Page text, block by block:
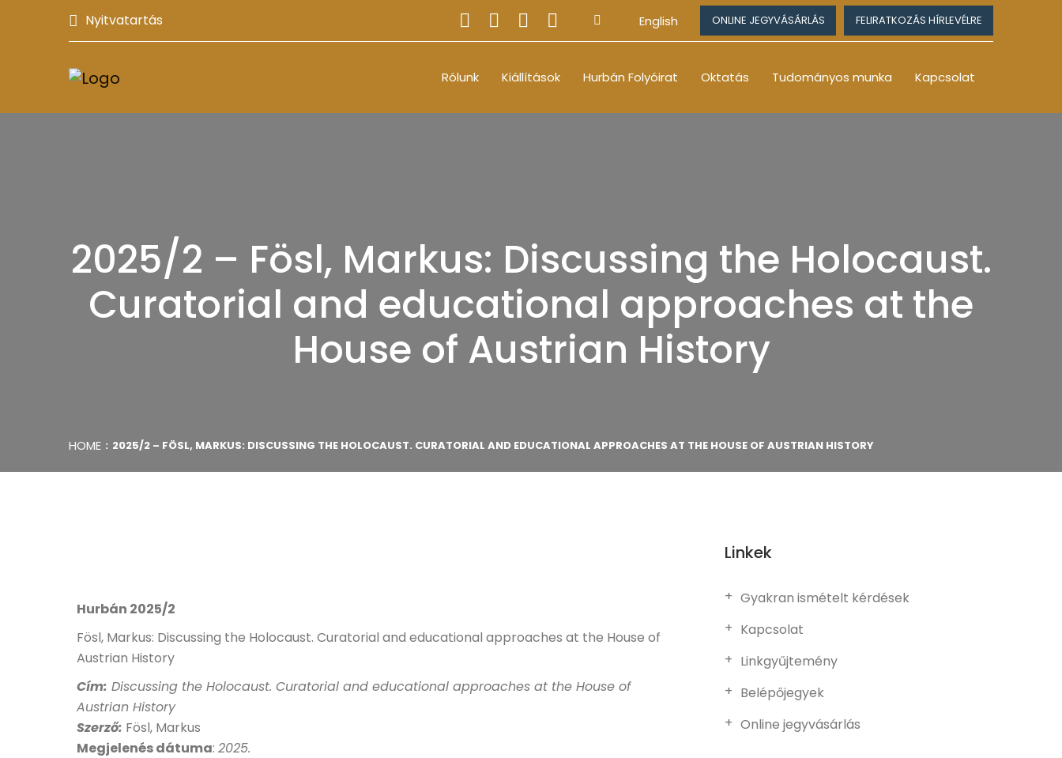
Nyitvatartás English ONLINE JEGYVÁSÁRLÁS FELIRATKOZÁS HÍRLEVÉLRE
Rólunk Kiállítások Hurbán Folyóirat Oktatás Tudományos munka Kapcsolat
2025/2 – Fösl, Markus: Discussing the Holocaust.
Curatorial and educational approaches at the
House of Austrian History
HOME 2025/2 – FÖSL, MARKUS: DISCUSSING THE HOLOCAUST. CURATORIAL AND EDUCATIONAL APPROACHES AT THE HOUSE OF AUSTRIAN HISTORY
Hurbán 2025/2
Fösl, Markus: Discussing the Holocaust. Curatorial and educational approaches at the House of
Austrian History
Cím: Discussing the Holocaust. Curatorial and educational approaches at the House of
Austrian History
Szerző: Fösl, Markus
Megjelenés dátuma: 2025.
Linkek
Gyakran ismételt kérdések
Kapcsolat
Linkgyűjtemény
Belépőjegyek
Online jegyvásárlás